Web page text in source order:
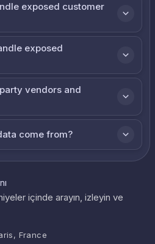
exposed customer
exposed
vendors and
come from?
içinde arayın, izleyin ve
France